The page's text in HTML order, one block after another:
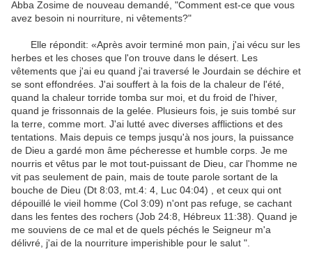
Abba Zosime de nouveau demandé "Comment est-ce que vous
avez besoin ni nourriture ni vêtements?"
Elle répondit: «Après avoir terminé mon pain , j'ai vécu sur les
herbes et les choses que l'on trouve dans le désert Les
vêtements que j'ai eu quand j'ai traversé le Jourdain se déchire et
se sont effondrées J'ai souffert à la fois de la chaleur de l'été
quand la chaleur torride tomba sur moi et du froid de l'hiver,
quand je frissonnais de la gelée Plusieurs fois, je suis tombé sur
la terre comme mort J'ai lutté avec diverses afflictions et des
tentations Mais depuis ce temps jusqu'à nos jours la puissance
de Dieu a gardé mon âme pécheresse et humble corps Je me
nourris et vêtus par le mot tout-puissant de Dieu car l'homme ne
vit pas seulement de pain mais de toute parole sortant de la
bouche de Dieu (Dt 8:03 mt.4: 4 Luc 04:04) et ceux qui ont
dépouillé le vieil homme (Col 3:09) n'ont pas refuge se cachant
dans les fentes des rochers (Job 24:8 Hébreux 11:38). Quand je
me souviens de ce mal et de quels péchés le Seigneur m'a
délivré j'ai de la nourriture imperishible pour le salut "